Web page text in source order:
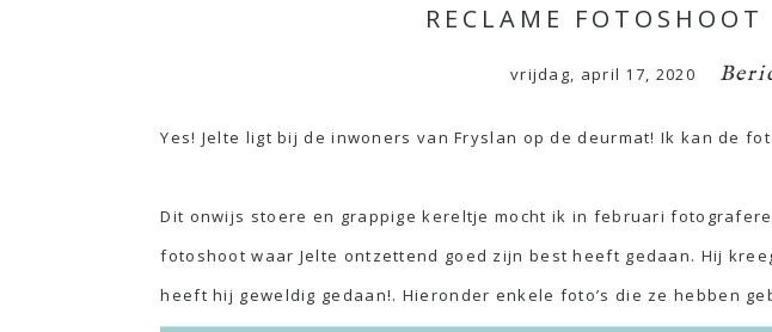
RECLAME
vrijdag, april 17, 2020
Yes! Jelte ligt bij de inwoners van Fryslan op de deurmat! Ik kan de
Dit onwijs stoere en grappige kereltje mocht ik in februari
fotoshoot waar Jelte ontzettend goed zijn best heeft gedaan. Hij
heeft hij geweldig gedaan!. Hieronder enkele foto’s die ze hebben